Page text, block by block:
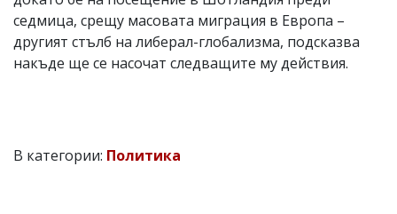
седмица, срещу масовата миграция в Европа –
другият стълб на либерал-глобализма, подсказва
накъде ще се насочат следващите му действия.
В категории: Политика